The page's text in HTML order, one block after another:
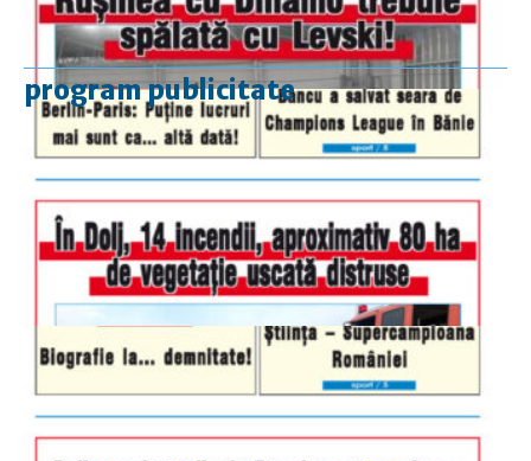
program publicitate
luni-vineri
9.00 - 17.00
duminică
9.00 - 12.00